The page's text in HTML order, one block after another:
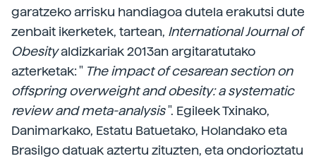
garatzeko arrisku handiagoa dutela erakutsi dute
zenbait ikerketek, tartean, International Journal of
Obesityaldizkariak 2013an argitaratutako
azterketak: " The impact of cesarean section on
offspring overweight and obesity: a systematic
review and meta-analysis". Egileek Txinako,
Danimarkako, Estatu Batuetako, Holandako eta
Brasilgo datuak aztertu zituzten, eta ondorioztatu